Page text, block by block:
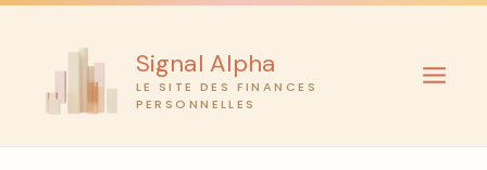
Aller
Signal Alpha
LE SITE DES FINANCES
PERSONNELLES